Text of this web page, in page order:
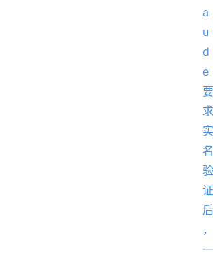
a
u
d
e
要
求
实
名
验
证
后
，
一